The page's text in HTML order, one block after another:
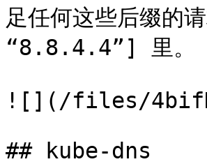
足任何这些后缀
“8.8.4.4”] 里。
![](/files/
## kube-dns